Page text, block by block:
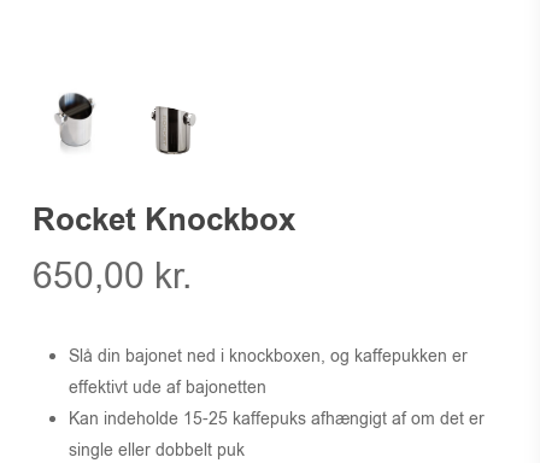
Rocket Knockbox
650,00 kr.
Slå din bajonet ned i knockboxen, og kaffepukken er
effektivt ude af bajonetten
Kan indeholde 15-25 kaffepuks afhængigt af om det er
single eller dobbelt puk